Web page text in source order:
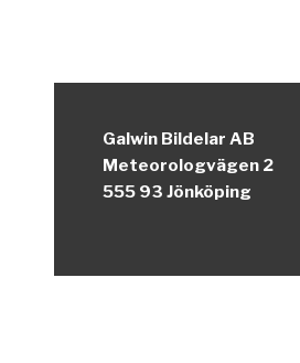
Galwin Bildelar AB
Meteorologvägen 2
555 93 Jönköping